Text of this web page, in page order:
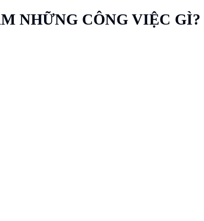
NHỮNG CÔNG VIỆC GÌ?